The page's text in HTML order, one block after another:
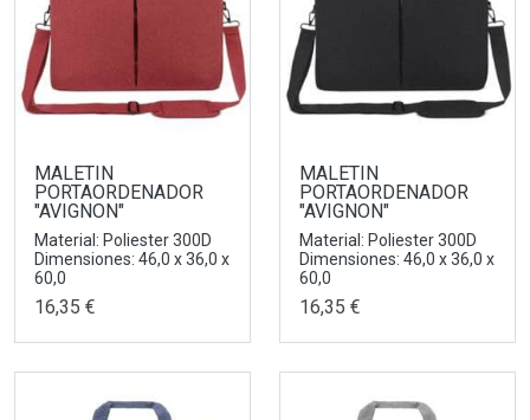
MALETIN
PORTAORDENADOR
"AVIGNON"
Material: Poliester 300D
Dimensiones: 46,0 x 36,0 x
60,0
16,35 €
MALETIN
PORTAORDENADOR
"AVIGNON"
Material: Poliester 300D
Dimensiones: 46,0 x 36,0 x
60,0
16,35 €